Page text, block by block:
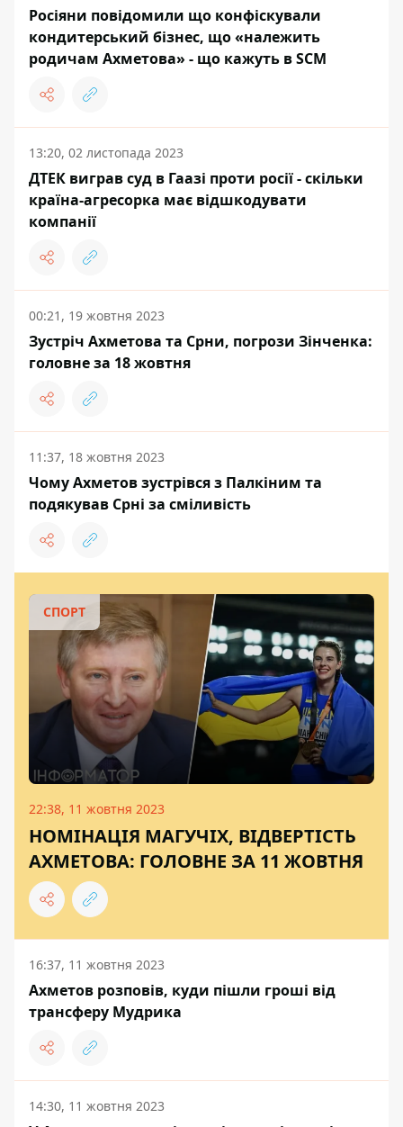
Росіяни повідомили що конфіскували
кондитерський бізнес, що «належить
родичам Ахметова» - що кажуть в SCM
13:20, 02 листопада 2023
ДТЕК виграв суд в Гаазі проти росії - скільки
країна-агресорка має відшкодувати
компанії
00:21, 19 жовтня 2023
Зустріч Ахметова та Срни, погрози Зінченка:
головне за 18 жовтня
11:37, 18 жовтня 2023
Чому Ахметов зустрівся з Палкіним та
подякував Срні за сміливість
СПОРТ
22:38, 11 жовтня 2023
НОМІНАЦІЯ МАГУЧІХ, ВІДВЕРТІСТЬ
АХМЕТОВА: ГОЛОВНЕ ЗА 11 ЖОВТНЯ
16:37, 11 жовтня 2023
Ахметов розповів, куди пішли гроші від
трансферу Мудрика
14:30, 11 жовтня 2023